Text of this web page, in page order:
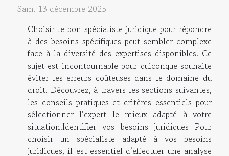
Sam. 13 décembre 2025
Choisir le bon spécialiste juridique pour répondre
à des besoins spécifiques peut sembler complexe
face à la diversité des expertises disponibles. Ce
sujet est incontournable pour quiconque souhaite
éviter les erreurs coûteuses dans le domaine du
droit. Découvrez, à travers les sections suivantes,
les conseils pratiques et critères essentiels pour
sélectionner l’expert le mieux adapté à votre
situation.Identifier vos besoins juridiques Pour
choisir un spécialiste adapté à vos besoins
juridiques, il est essentiel d’effectuer une analyse